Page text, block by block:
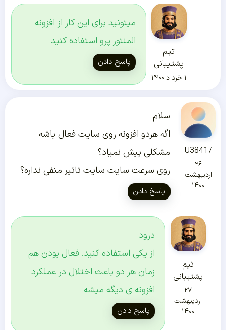
تیم
پشتیبانی
۱ خرداد ۱۴۰۰
میتونید برای این کار از افزونه
المنتور پرو استفاده کنید
پاسخ دادن
U38417
۲۶
اردیبهشت
۱۴۰۰
سلام
اگه هردو افزونه روی سایت فعال باشه
مشکلی پیش نمیاد؟
روی سرعت سایت سایت تاثیر منفی نداره؟
پاسخ دادن
تیم
پشتیبانی
۲۷
اردیبهشت
۱۴۰۰
درود
از یکی استفاده کنید. فعال بودن هم
زمان هر دو باعث اختلال در عملکرد
افزونه ی دیگه میشه
پاسخ دادن